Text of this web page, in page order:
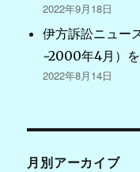
2022年9月18日
伊方訴訟ニュー
~2000年4月）を
2022年8月14日
月別アーカイブ